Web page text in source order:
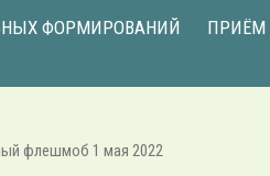
ФОРМИРОВАНИЙ ПРИЁМ
флешмоб 1 мая 2022